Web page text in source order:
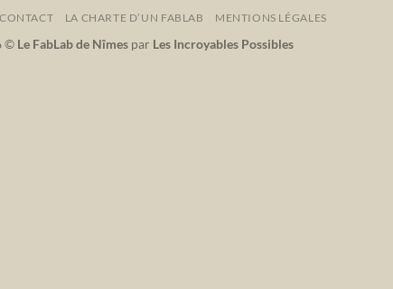
CONTACT LA CHARTE D’UN FABLAB MENTIONS LÉGALES
© Le FabLab de Nîmespar Les Incroyables Possibles